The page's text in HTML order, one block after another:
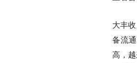
大丰
备流
高，